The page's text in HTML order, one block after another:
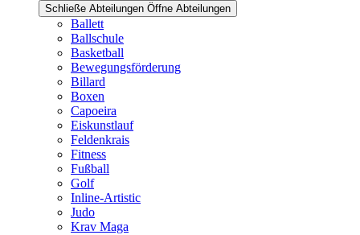
Schließe Abteilungen Öffne Abteilungen
Ballett
Ballschule
Basketball
Bewegungsförderung
Billard
Boxen
Capoeira
Eiskunstlauf
Feldenkrais
Fitness
Fußball
Golf
Inline-Artistic
Judo
Krav Maga